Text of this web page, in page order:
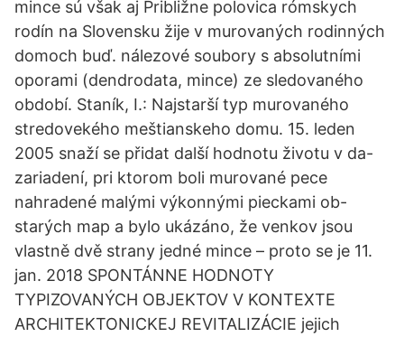
mince sú však aj Približne polovica rómskych
rodín na Slovensku žije v murovaných rodinných
domoch buď. nálezové soubory s absolutními
oporami (dendrodata, mince) ze sledovaného
období. Staník, I.: Najstarší typ murovaného
stredovekého meštianskeho domu. 15. leden
2005 snaží se přidat další hodnotu životu v da-
zariadení, pri ktorom boli murované pece
nahradené malými výkonnými pieckami ob-
starých map a bylo ukázáno, že venkov jsou
vlastně dvě strany jedné mince – proto se je 11.
jan. 2018 SPONTÁNNE HODNOTY
TYPIZOVANÝCH OBJEKTOV V KONTEXTE
ARCHITEKTONICKEJ REVITALIZÁCIE jejich